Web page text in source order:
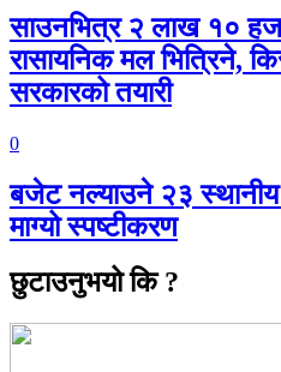
साउनभित्र २ लाख १०
रासायनिक मल भित्रिने,
सरकारको तयारी
0
बजेट नल्याउने २३
माग्यो स्पष्टीकरण
छुटाउनुभयो कि ?